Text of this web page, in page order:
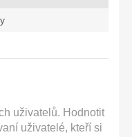
uživatelů. Hodnotit
uživatelé, kteří si